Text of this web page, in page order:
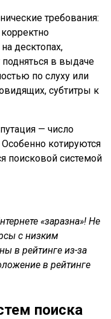
требования:
десктопах,
в выдаче
по слуху или
субтитры к
— число
котируются
поисковой системой
«заразна»! Не
с низким
в рейтинге из-за
в рейтинге
поиска